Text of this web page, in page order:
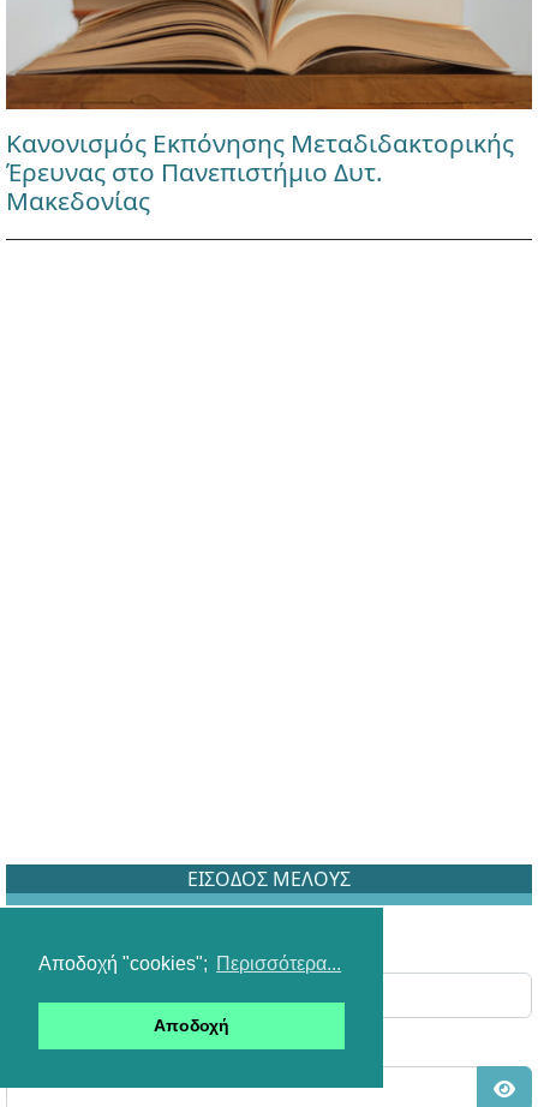
Αποδοχή "cookies"; Περισσότερα...
Αποδοχή
Κανονισμός Εκπόνησης Μεταδιδακτορικής
Έρευνας στο Πανεπιστήμιο Δυτ.
Μακεδονίας
ΕΙΣΟΔΟΣ ΜΕΛΟΥΣ
Όνομα Χρήστη
Κωδικός: